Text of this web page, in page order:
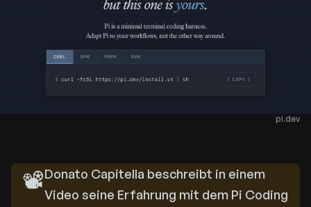
pi.dev
📽️Donato Capitella beschreibt in einem
Video seine Erfahrung mit dem Pi Coding